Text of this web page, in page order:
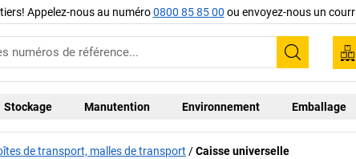
Appelez-nous au numéro0800 85 85 00 ou envoyez-nous un
Stockage Manutention Environnement Emballage
de transport, malles de transport Caisse universelle